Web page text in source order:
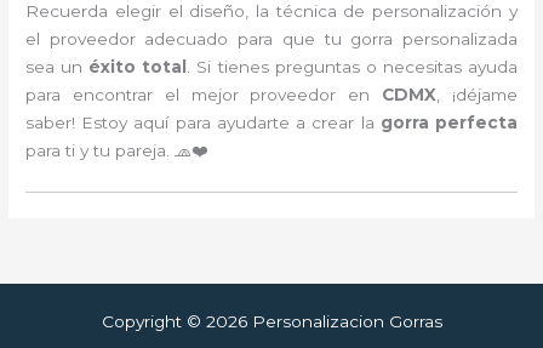
Recuerda elegir el diseño, la técnica de personalización y
el proveedor adecuado para que tu gorra personalizada
sea un éxito total . Si tienes preguntas o necesitas ayuda
para encontrar el mejor proveedor en CDMX, ¡déjame
saber! Estoy aquí para ayudarte a crear la gorra perfecta
para ti y tu pareja. 🧢❤️
Copyright © 2026 Personalizacion Gorras